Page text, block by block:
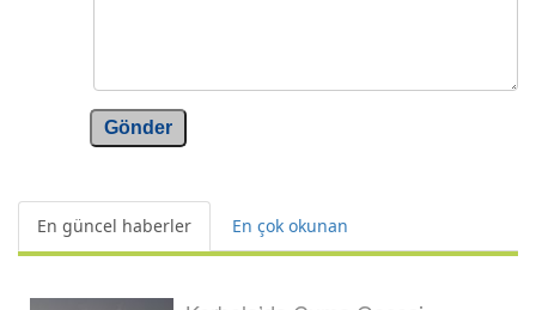
Gönder
En güncel haberler En çok okunan